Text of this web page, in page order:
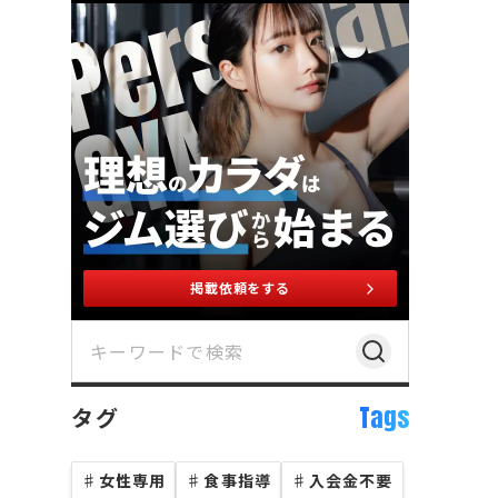
掲載依頼をする
タグ Tags
♯ 女性専用 ♯ 食事指導 ♯ 入会金不要